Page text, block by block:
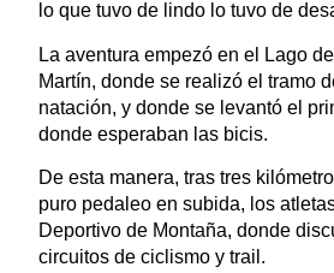
lo que tuvo de lindo lo tuvo de
La aventura empezó en el Lago
Martín, donde se realizó el tramo
natación, y donde se levantó el
donde esperaban las bicis.
De esta manera, tras tres
puro pedaleo en subida, los
Deportivo de Montaña, donde
circuitos de ciclismo y trail.